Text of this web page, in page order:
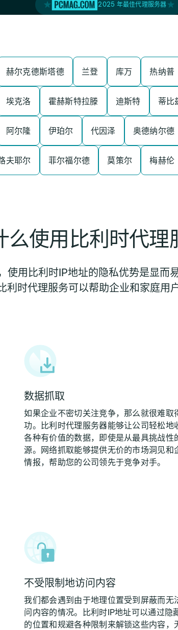
2025 年最佳代理服务器
赫尔克德斯塔德 兰登 库万 热纳普
埃克洛 霍赫斯特拉滕 迪斯特 蒂比
阿尔隆 伊珀尔 代因泽 奥德纳尔德
夫耶尔 菲尔福尔德 莫策尔 梅赫伦
么使用比利时代理
使用比利时IP地址的隐私优势是显而
利时代理服务可以帮助企业和家庭用
数据抓取
如果企业不密切关注竞争，那么就很难取
功。比利时代理服务器能够让公司轻松地
各种有价值的数据，即使是从最具挑战性
源。网络抓取能够提供无价的市场洞见和
情报，帮助您的公司领先于竞争对手。
不受限制地访问内容
我们都会遇到由于地理位置受到屏蔽而无
问内容的情况。比利时IP地址可以通过隐
的位置和规避各种限制来解锁这些内容，